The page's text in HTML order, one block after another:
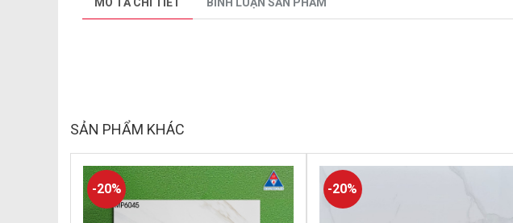
MÔ TẢ CHI TIẾT BÌNH LUẬN SẢN PHẨM
SẢN PHẨM KHÁC
-20% -20%